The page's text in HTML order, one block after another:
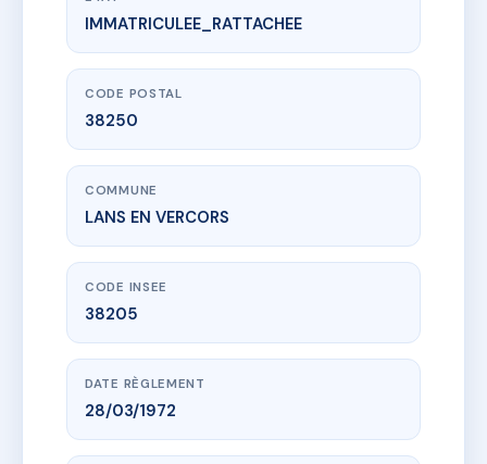
www.vme.plus/AC6823777
GOLF V - MS30615
920 rte des herauds
IMMATRICULEE_RATTACHEE
CODE POSTAL
38250
COMMUNE
LANS EN VERCORS
CODE INSEE
38205
DATE RÈGLEMENT
28/03/1972